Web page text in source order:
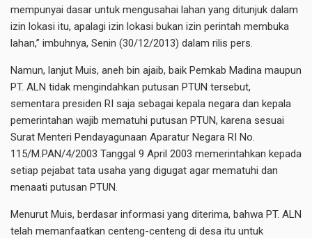
mempunyai dasar untuk mengusahai lahan yang ditunjuk dalam
izin lokasi itu, apalagi izin lokasi bukan izin perintah membuka
lahan,” imbuhnya, Senin (30/12/2013) dalam rilis pers.
Namun, lanjut Muis, aneh bin ajaib, baik Pemkab Madina maupun
PT. ALN tidak mengindahkan putusan PTUN tersebut,
sementara presiden RI saja sebagai kepala negara dan kepala
pemerintahan wajib mematuhi putusan PTUN, karena sesuai
Surat Menteri Pendayagunaan Aparatur Negara RI No.
115/M.PAN/4/2003 Tanggal 9 April 2003 memerintahkan kepada
setiap pejabat tata usaha yang digugat agar mematuhi dan
menaati putusan PTUN.
Menurut Muis, berdasar informasi yang diterima, bahwa PT. ALN
telah memanfaatkan centeng-centeng di desa itu untuk